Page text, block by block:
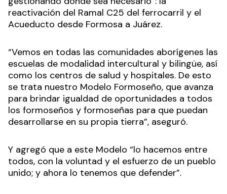
reactivación del Ramal C25 del ferrocarril y el
Acueducto desde Formosa a Juárez.
“Vemos en todas las comunidades aborígenes las
escuelas de modalidad intercultural y bilingüe, así
como los centros de salud y hospitales. De esto
se trata nuestro Modelo Formoseño, que avanza
para brindar igualdad de oportunidades a todos
los formoseños y formoseñas para que puedan
desarrollarse en su propia tierra”, aseguró.
Y agregó que a este Modelo “lo hacemos entre
todos, con la voluntad y el esfuerzo de un pueblo
unido; y ahora lo tenemos que defender”.